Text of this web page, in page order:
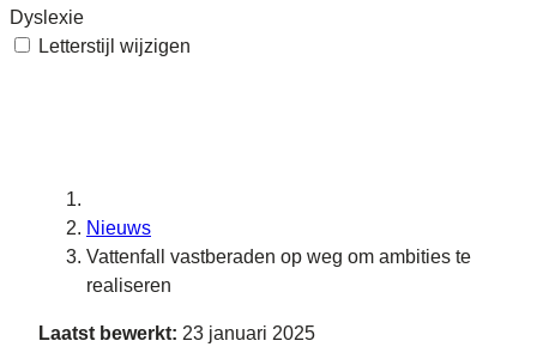
Dyslexie
Letterstijl wijzigen
Nieuws
Vattenfall vastberaden op weg om ambities te
realiseren
Laatst bewerkt: 23 januari 2025